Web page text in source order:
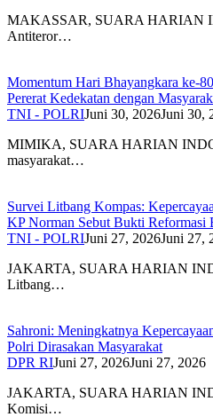
MAKASSAR, SUARA HARIAN
Antiteror…
Momentum Hari Bhayangkara ke-
Pererat Kedekatan dengan
TNI - POLRIJuni 30, 2026Juni 30,
MIMIKA, SUARA HARIAN
masyarakat…
Survei Litbang Kompas:
KP Norman Sebut Bukti Reformasi
TNI - POLRIJuni 27, 2026Juni 27,
JAKARTA, SUARA HARIAN
Litbang…
Sahroni: Meningkatnya
Polri Dirasakan Masyarakat
DPR RIJuni 27, 2026Juni 27, 2026
JAKARTA, SUARA HARIAN
Komisi…